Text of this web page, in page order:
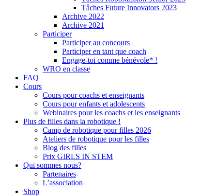
Tâches Future Innovators 2023
Archive 2022
Archive 2021
Participer
Participer au concours
Participer en tant que coach
Engage-toi comme bénévole* !
WRO en classe
FAQ
Cours
Cours pour coachs et enseignants
Cours pour enfants et adolescents
Webinaires pour les coachs et les enseignants
Plus de filles dans la robotique !
Camp de robotique pour filles 2026
Ateliers de robotique pour les filles
Blog des filles
Prix GIRLS IN STEM
Qui sommes nous?
Partenaires
L’association
Shop